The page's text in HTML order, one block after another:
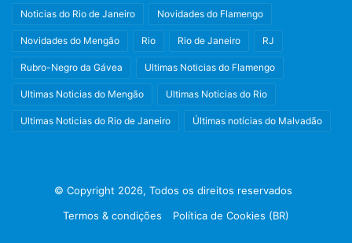
Noticias do Rio de Janeiro Novidades do Flamengo
Novidades do Mengão Rio Rio de Janeiro RJ
Rubro-Negro da Gávea Ultimas Noticias do Flamengo
Ultimas Noticias do Mengão Ultimas Noticias do Rio
Ultimas Noticias do Rio de Janeiro Últimas notícias do Malvadão
© Copyright 2026, Todos os direitos reservados
Termos & condições
Política de Cookies (BR)